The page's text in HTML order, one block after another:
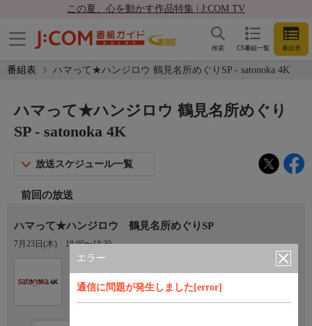
この夏、心を動かす作品特集 | J:COM TV
CS番組一覧 番組表
検索
番組表 ハマって★ハンジロウ 鶴見名所めぐりSP - satonoka 4K
エラー
通信に問題が発生しました[error]
ハマって★ハンジロウ 鶴見名所めぐり
SP - satonoka 4K
放送スケジュール一覧
前回の放送
ハマって★ハンジロウ 鶴見名所めぐりSP
7月23日(木) 18:00〜18:30